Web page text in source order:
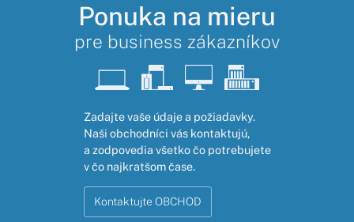
Ponuka na mieru
pre business zákazníkov
Zadajte vaše údaje a požiadavky.
Naši obchodníci vás kontaktujú,
a zodpovedia všetko čo potrebujete
v čo najkratšom čase.
Kontaktujte OBCHOD